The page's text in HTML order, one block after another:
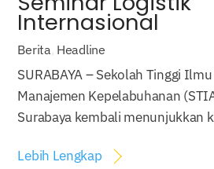
Internasional
Berita Headline
SURABAYA – Sekolah Tinggi
Manajemen Kepelabuhanan
Surabaya kembali menunjukkan
Lebih Lengkap